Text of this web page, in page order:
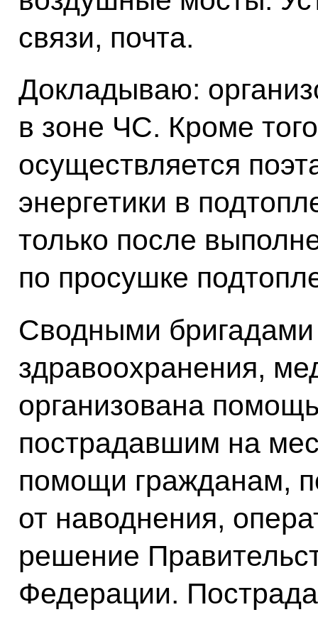
связи, почта.
Докладываю:
в зоне ЧС. Кроме
осуществляется
энергетики в
только после
по просушке
Сводными
здравоохранения,
организована
пострадавшим на
помощи гражданам,
от наводнения,
решение
Федерации.